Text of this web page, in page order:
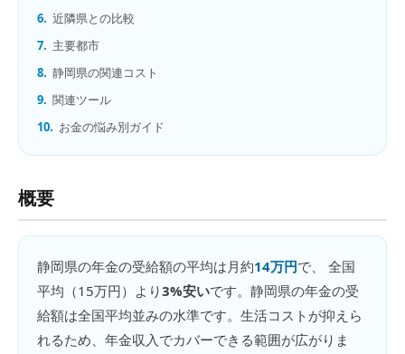
6. 近隣県との比較
7. 主要都市
8. 静岡県の関連コスト
9. 関連ツール
10. お金の悩み別ガイド
概要
静岡県の年金の受給額の平均は月約14万円で、 全国
平均（15万円）より3%安いです。 静岡県の年金の受
給額は全国平均並みの水準です。生活コストが抑えら
れるため、年金収入でカバーできる範囲が広がりま